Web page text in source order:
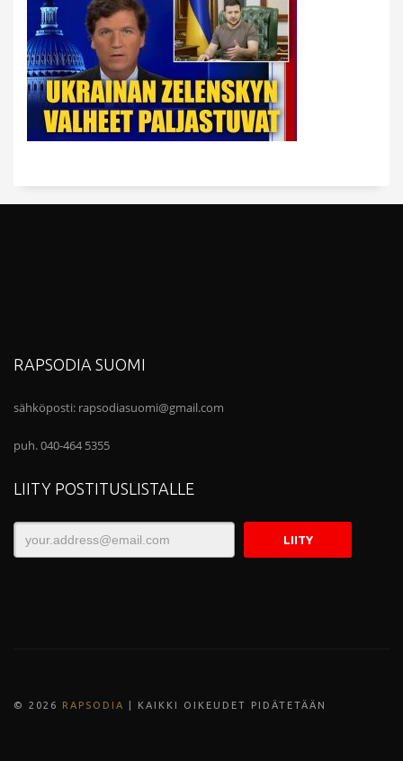
RAPSODIA SUOMI
sähköposti: rapsodiasuomi@gmail.com
puh. 040-464 5355
LIITY POSTITUSLISTALLE
© 202 6 RAPSODIA | KAIKKI OIKEUDET PIDÄTETÄÄN